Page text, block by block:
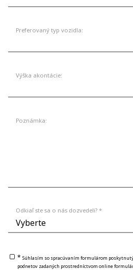
Preferovaný typ vozidla:
Výška akontácie:
Poznámka:
Odkiaľ ste sa o nás dozvedeli? *
*Súhlasím so spracúvaním formulárom
podnetov zadaných prostredníctvom online